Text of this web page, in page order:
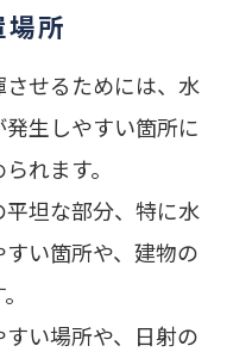
所
せるためには、水
生しやすい箇所に
れます。
坦な部分、特に水
い箇所や、建物の
い場所や、日射の